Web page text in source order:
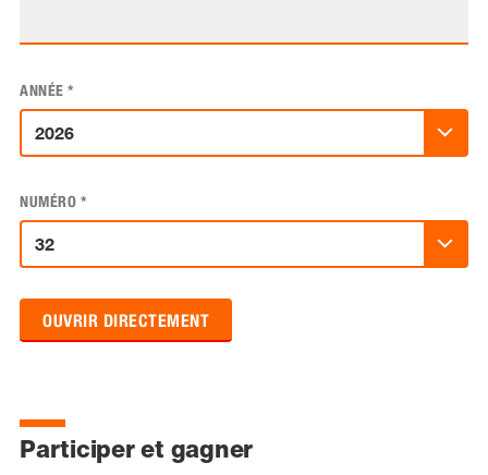
ANNÉE *
NUMÉRO *
OUVRIR DIRECTEMENT
Participer et gagner